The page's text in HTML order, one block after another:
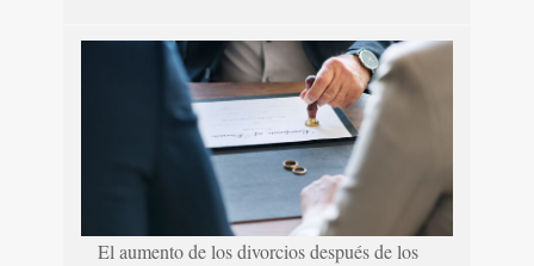
El aumento de los divorcios después de los